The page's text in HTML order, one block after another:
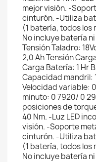
mejor visión. -
cinturón. -Utiliza
(1 batería, todos
No incluye batería ni
Tensión Taladro:
2,0 Ah Tensión
Carga Batería: 1 Hr
Capacidad mandril:
Velocidad variable:
minuto: 0 7920/ 0
posiciones de
40 Nm. -Luz LED
visión. -Soporte
cinturón. -Utiliza
(1 batería, todos
No incluye batería